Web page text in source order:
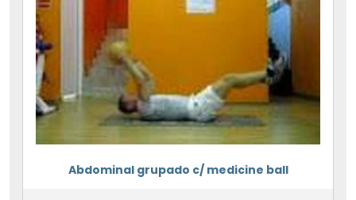
Abdominal grupado c/ medicine ball